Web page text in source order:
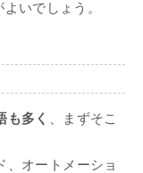
いでしょう。
も多く
、まずそこ
、オートメーショ